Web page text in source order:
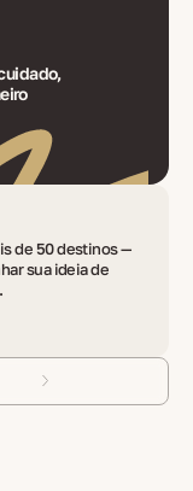
de 50 destinos —
sua ideia de